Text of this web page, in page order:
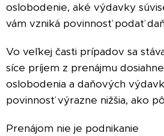
oslobodenie, aké výdavky
vám vzniká povinnosť podať
Vo veľkej časti prípadov sa
síce príjem z prenájmu
oslobodenia a daňových
povinnosť výrazne nižšia, ako
Prenájom nie je podnikanie